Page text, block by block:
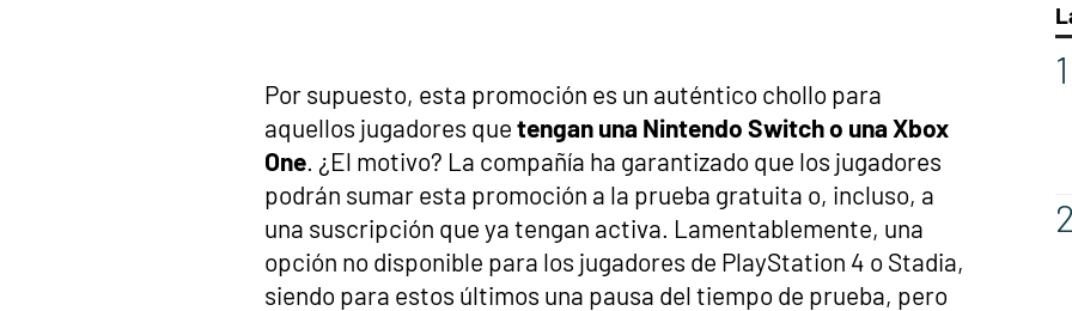
Por supuesto, esta promoción es un auténtico chollo para
aquellos jugadores que tengan una Nintendo Switch o una Xbox
One. ¿El motivo? La compañía ha garantizado que los jugadores
podrán sumar esta promoción a la prueba gratuita o, incluso, a
una suscripción que ya tengan activa. Lamentablemente, una
opción no disponible para los jugadores de PlayStation 4 o Stadia,
siendo para estos últimos una pausa del tiempo de prueba, pero